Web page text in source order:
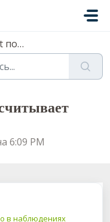
6:09 PM
в наблюдениях